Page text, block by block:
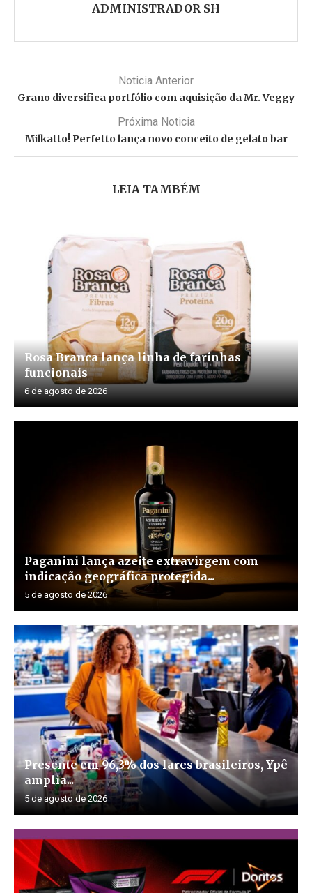
ADMINISTRADOR SH
Noticia Anterior
Grano diversifica portfólio com aquisição da Mr. Veggy
Próxima Noticia
Milkatto! Perfetto lança novo conceito de gelato bar
LEIA TAMBÉM
Rosa Branca lança linha de farinhas
funcionais
6 de agosto de 2026
Paganini lança azeite extravirgem com
indicação geográfica protegida...
5 de agosto de 2026
Presente em 96,3% dos lares brasileiros, Ypê
amplia...
5 de agosto de 2026